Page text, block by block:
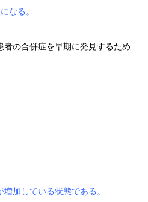
なる。
の合併症を早期に発見するため
加している状態である。